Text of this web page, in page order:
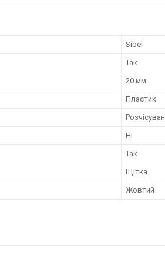
Sibel
Так
20 мм
Пластик
Ні
Так
Щітка
Жовтий